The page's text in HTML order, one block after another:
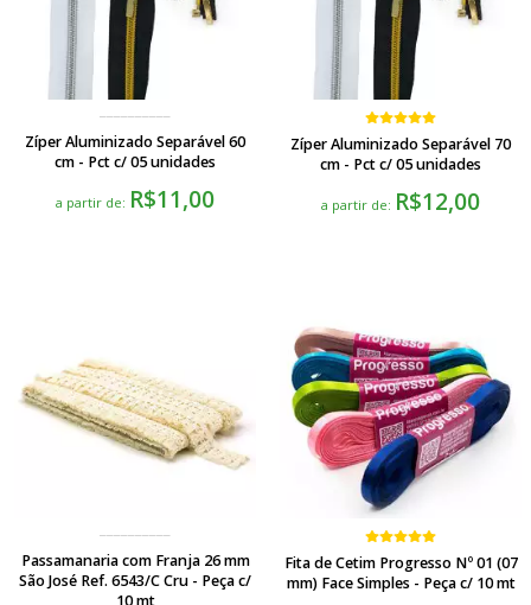
Zíper Aluminizado Separável 60
cm - Pct c/ 05 unidades
a partir de: R$11,00
Zíper Aluminizado Separável 70
cm - Pct c/ 05 unidades
a partir de: R$12,00
Passamanaria com Franja 26 mm
São José Ref. 6543/C Cru - Peça c/
Fita de Cetim Progresso Nº 01 (07
mm) Face Simples - Peça c/ 10 mt